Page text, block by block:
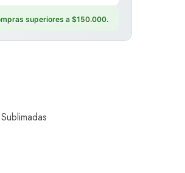
superiores a $150.000.
Sublimadas